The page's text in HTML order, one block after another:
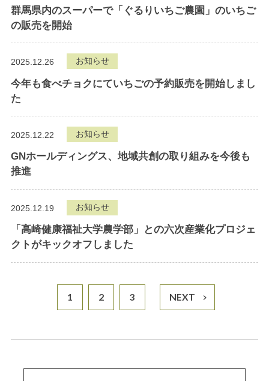
群馬県内のスーパーで「ぐるりいちご農園」のいちご
の販売を開始
2025.12.26 お知らせ
今年も食べチョクにていちごの予約販売を開始しまし
た
2025.12.22 お知らせ
GNホールディングス、地域共創の取り組みを今後も
推進
2025.12.19 お知らせ
「高崎健康福祉大学農学部」との六次産業化プロジェ
クトがキックオフしました
1 2 3 NEXT